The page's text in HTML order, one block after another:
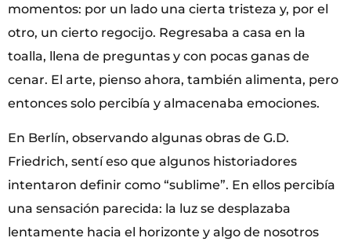
momentos: por un lado una cierta tristeza y, por el
otro, un cierto regocijo. Regresaba a casa en la
toalla, llena de preguntas y con pocas ganas de
cenar. El arte, pienso ahora, también alimenta, pero
entonces solo percibía y almacenaba emociones.
En Berlín, observando algunas obras de G.D.
Friedrich, sentí eso que algunos historiadores
intentaron definir como “sublime”. En ellos percibía
una sensación parecida: la luz se desplazaba
lentamente hacia el horizonte y algo de nosotros